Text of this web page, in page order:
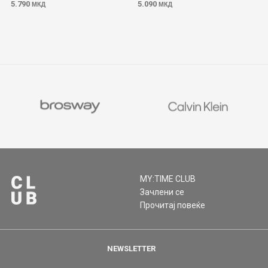
5.790 МКД 5.090 МКД
MY:TIME CLUB
Зачлени се
Прочитај повеќе
NEWSLETTER